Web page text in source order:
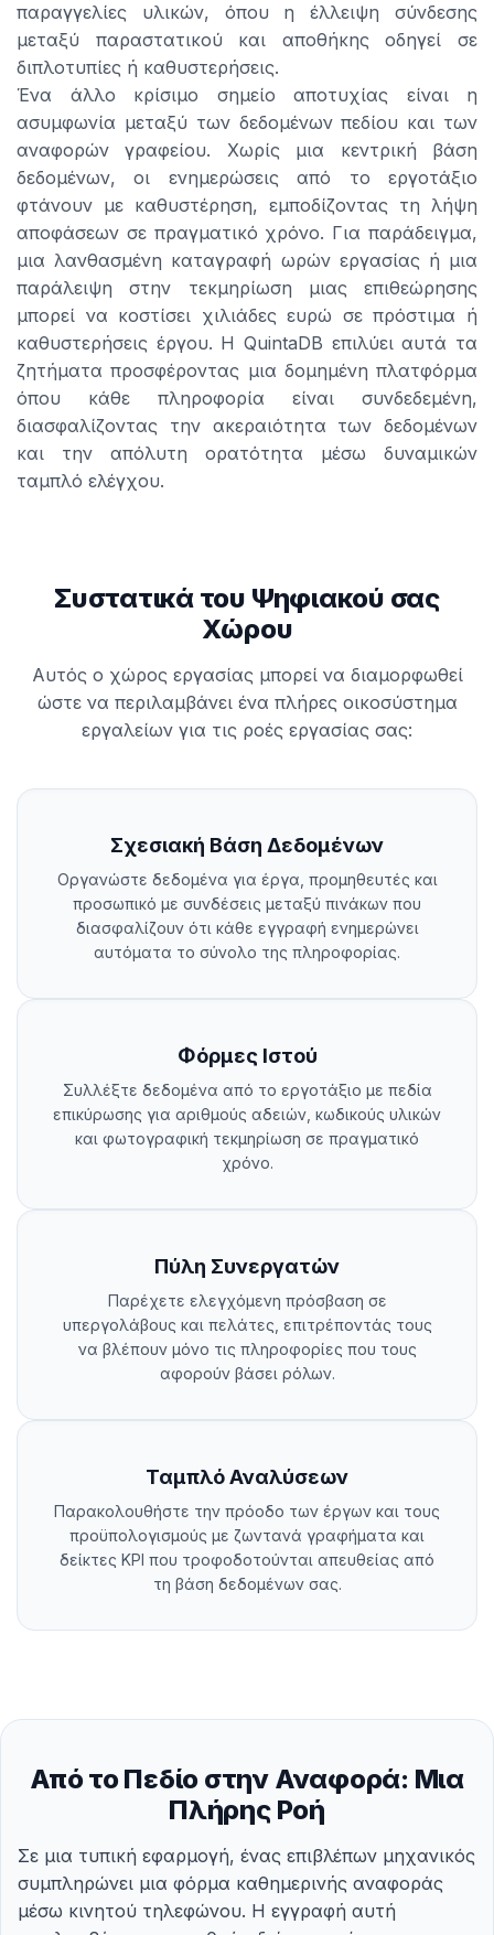
παραγγελίες υλικών, όπου η έλλειψη σύνδεσης
μεταξύ παραστατικού και αποθήκης οδηγεί σε
διπλοτυπίες ή καθυστερήσεις.
Ένα άλλο κρίσιμο σημείο αποτυχίας είναι η
ασυμφωνία μεταξύ των δεδομένων πεδίου και των
αναφορών γραφείου. Χωρίς μια κεντρική βάση
δεδομένων, οι ενημερώσεις από το εργοτάξιο
φτάνουν με καθυστέρηση, εμποδίζοντας τη λήψη
αποφάσεων σε πραγματικό χρόνο. Για παράδειγμα,
μια λανθασμένη καταγραφή ωρών εργασίας ή μια
παράλειψη στην τεκμηρίωση μιας επιθεώρησης
μπορεί να κοστίσει χιλιάδες ευρώ σε πρόστιμα ή
καθυστερήσεις έργου. Η QuintaDB επιλύει αυτά τα
ζητήματα προσφέροντας μια δομημένη πλατφόρμα
όπου κάθε πληροφορία είναι συνδεδεμένη,
διασφαλίζοντας την ακεραιότητα των δεδομένων
και την απόλυτη ορατότητα μέσω δυναμικών
ταμπλό ελέγχου.
Συστατικά του Ψηφιακού σας
Χώρου
Αυτός ο χώρος εργασίας μπορεί να διαμορφωθεί
ώστε να περιλαμβάνει ένα πλήρες οικοσύστημα
εργαλείων για τις ροές εργασίας σας:
Σχεσιακή Βάση Δεδομένων
Οργανώστε δεδομένα για έργα, προμηθευτές και
προσωπικό με συνδέσεις μεταξύ πινάκων που
διασφαλίζουν ότι κάθε εγγραφή ενημερώνει
αυτόματα το σύνολο της πληροφορίας.
Φόρμες Ιστού
Συλλέξτε δεδομένα από το εργοτάξιο με πεδία
επικύρωσης για αριθμούς αδειών, κωδικούς υλικών
και φωτογραφική τεκμηρίωση σε πραγματικό
χρόνο.
Πύλη Συνεργατών
Παρέχετε ελεγχόμενη πρόσβαση σε
υπεργολάβους και πελάτες, επιτρέποντάς τους
να βλέπουν μόνο τις πληροφορίες που τους
αφορούν βάσει ρόλων.
Ταμπλό Αναλύσεων
Παρακολουθήστε την πρόοδο των έργων και τους
προϋπολογισμούς με ζωντανά γραφήματα και
δείκτες KPI που τροφοδοτούνται απευθείας από
τη βάση δεδομένων σας.
Από το Πεδίο στην Αναφορά: Μια
Πλήρης Ροή
Σε μια τυπική εφαρμογή, ένας επιβλέπων μηχανικός
συμπληρώνει μια φόρμα καθημερινής αναφοράς
μέσω κινητού τηλεφώνου. Η εγγραφή αυτή